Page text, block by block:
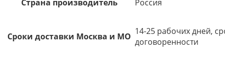
Страна производитель Россия
Сроки доставки Москва и МО 14-25 рабочих дней,
договоренности